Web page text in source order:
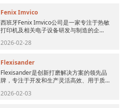
Fenix Imvico
西班牙Fenix Imvico公司是一家专注于热敏
打印机及相关电子设备研发与制造的企
亭、公交票务、称...
2026-02-28
Flexisander
Flexisander是创新打磨解决方案的领先品
牌，专注于开发和生产灵活高效、用于质
括柔性轮廓检查板...
2026-02-03